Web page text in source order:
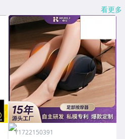
看更多
Y1722150391